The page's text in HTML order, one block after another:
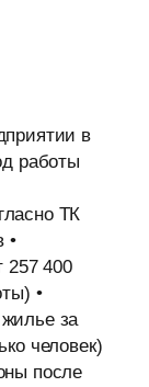
в
работы
ТК
•
257 400
•
жилье за
человек)
после